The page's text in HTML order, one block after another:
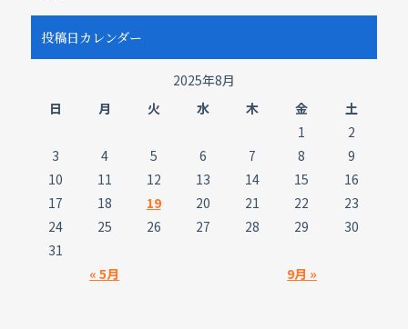
投稿日カレンダー
2025年8月
日
月 火 水 木 金 土
« 5月 9月 »
1
2
3
4 5 6 7 8
9
10
11 12 13 14 15
16
17
18 19 20 21 22
23
24
25 26 27 28 29
30
31